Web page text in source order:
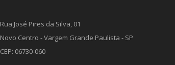
Rua José Pires da Silva, 01
Novo Centro - Vargem Grande Paulista - SP
CEP: 06730-060